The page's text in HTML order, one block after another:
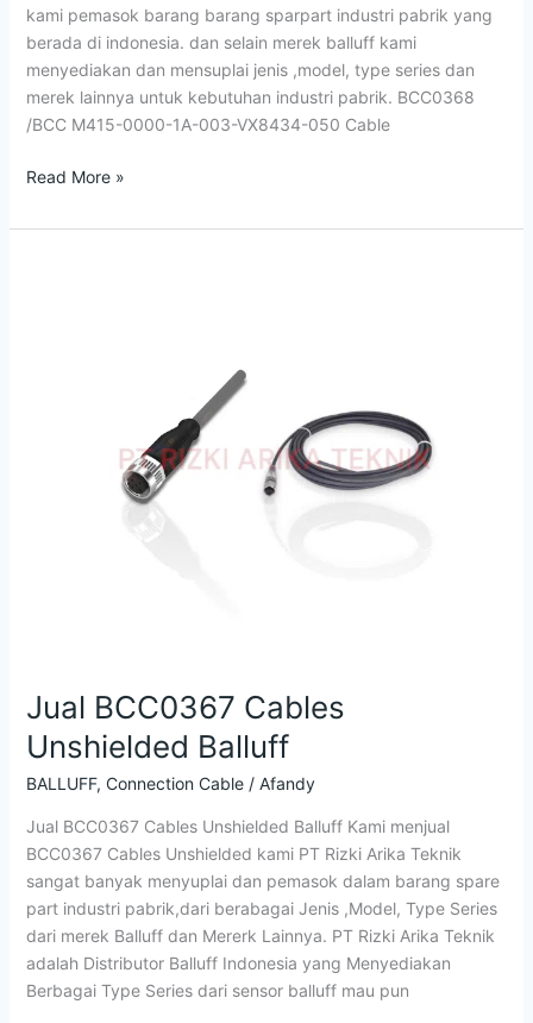
kami pemasok barang barang sparpart industri pabrik yang
berada di indonesia. dan selain merek balluff kami
menyediakan dan mensuplai jenis ,model, type series dan
merek lainnya untuk kebutuhan industri pabrik. BCC0368
/BCC M415-0000-1A-003-VX8434-050 Cable
Read More »
Jual BCC0367 Cables
Unshielded Balluff
BALLUFF, Connection Cable/ Afandy
Jual BCC0367 Cables Unshielded Balluff Kami menjual
BCC0367 Cables Unshielded kami PT Rizki Arika Teknik
sangat banyak menyuplai dan pemasok dalam barang spare
part industri pabrik,dari berabagai Jenis ,Model, Type Series
dari merek Balluff dan Mererk Lainnya. PT Rizki Arika Teknik
adalah Distributor Balluff Indonesia yang Menyediakan
Berbagai Type Series dari sensor balluff mau pun